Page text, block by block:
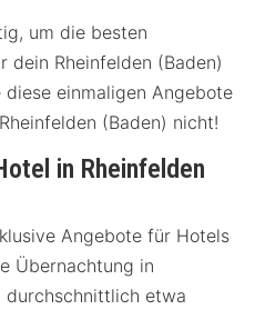
um die besten
dein Rheinfelden (Baden)
einmaligen Angebote
(Baden) nicht!
in Rheinfelden
Angebote für Hotels
Übernachtung in
durchschnittlich etwa